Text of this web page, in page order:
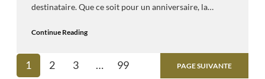
destinataire. Que ce soit pour un anniversaire, la…
Continue Reading
1 2 3 … 99 PAGE SUIVANTE